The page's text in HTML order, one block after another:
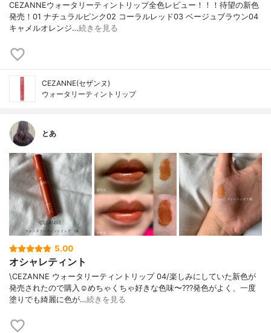
CEZANNEウォータリーティントリップ全色レビュー！！！待望の新色
発売！01 ナチュラルピンク02 コーラルレッド03 ベージュブラウン04
キャメルオレンジ…続きを見る
CEZANNE(セザンヌ)
ウォータリーティントリップ
とあ
5.00
オシャレティント
\CEZANNE ウォータリーティントリップ 04/楽しみにしていた新色が
発売されたので購入☺️めちゃくちゃ好きな色味〜???発色がよく、一度
塗りでも綺麗に色が…続きを見る